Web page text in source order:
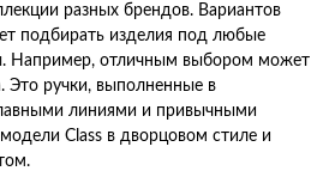
разных брендов. Вариантов
подбирать изделия под любые
Например, отличным выбором может
Это ручки, выполненные в
линиями и привычными
Class в дворцовом стиле и